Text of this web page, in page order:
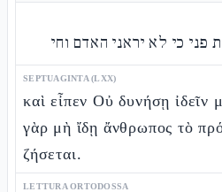
כי לא יראני האדם וחי
SEPTUAGINTA (LXX)
καὶ εἶπεν Οὐ δυνήσῃ ἰδεῖν
γὰρ μὴ ἴδῃ ἄνθρωπος τὸ
ζήσεται.
LETTURA ORTODOSSA